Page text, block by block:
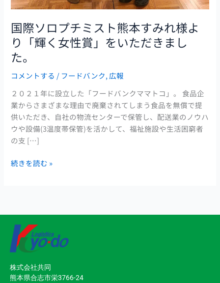
国際ソロプチミスト熊本すみれ様よ
り「輝く女性賞」をいただきまし
た。
コメントする / フードバンク, 広報
２０２１年に設立した「フードバンクママトコ」。 食品企
業からさまざまな理由で廃棄されてしまう食品を無償で提
供いただき、自社の物流センターで保管し、配送業のノウハ
ウや設備(3温度帯保管)を活かして、福祉施設や生活困窮者
の支 […]
賞」
い
た
だ
き
ま
し
た。
続きを読む »
株式会社共同
熊本県合志市栄3766-24